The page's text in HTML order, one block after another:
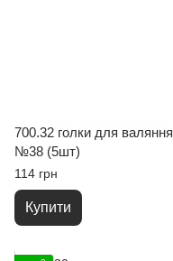
700.32 голки для валяння
№38 (5шт)
114 грн
Купити